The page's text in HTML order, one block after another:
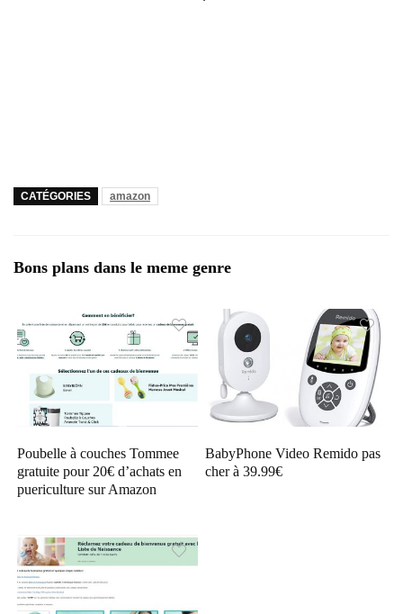
CATÉGORIES amazon
Bons plans dans le meme genre
Poubelle à couches Tommee
gratuite pour 20€ d’achats en
puericulture sur Amazon
BabyPhone Video Remido pas
cher à 39.99€